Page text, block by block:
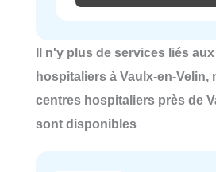
Il n'y plus de services liés
hospitaliers à Vaulx-en-Velin,
centres hospitaliers près de
sont disponibles